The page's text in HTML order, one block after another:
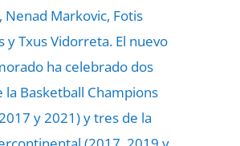
Nenad Markovic, Fotis
y Txus Vidorreta. El nuevo
ha celebrado dos
la Basketball Champions
y 2021) y tres de la